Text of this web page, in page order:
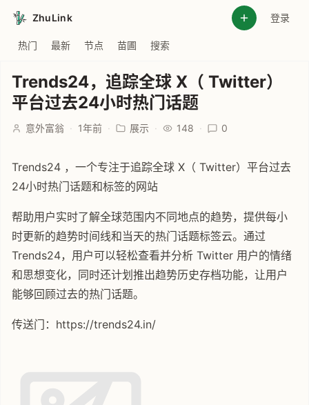
ZhuLink 登录
热门 最新 节点 苗圃 搜索
Trends24，追踪全球 X（ Twitter）
平台过去24小时热门话题
意外富翁 · 1年前 · 展示 · 148 · 0
Trends24 ，一个专注于追踪全球 X（ Twitter）平台过去
24小时热门话题和标签的网站
帮助用户实时了解全球范围内不同地点的趋势，提供每小
时更新的趋势时间线和当天的热门话题标签云。通过
Trends24，用户可以轻松查看并分析 Twitter 用户的情绪
和思想变化，同时还计划推出趋势历史存档功能，让用户
能够回顾过去的热门话题。
传送门：https://trends24.in/